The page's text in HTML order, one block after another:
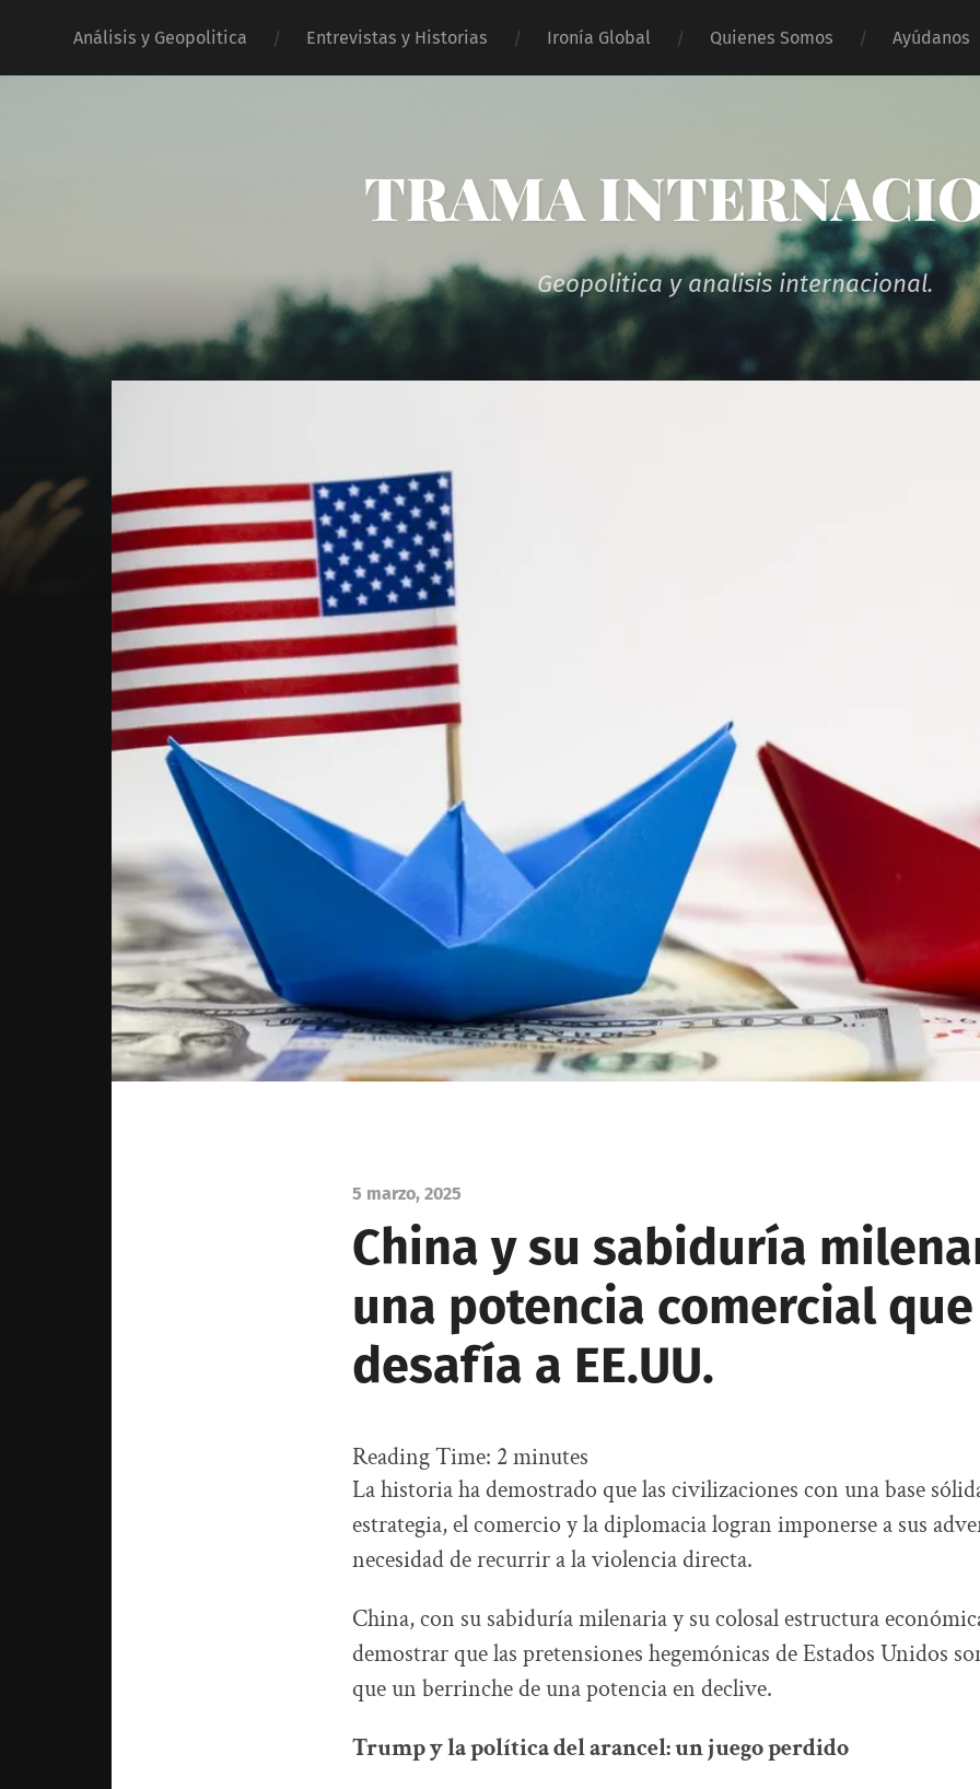
Análisis y Geopolitica Entrevistas y Historias Ironía Global Quienes Somos Ayúdanos
TRAMA
Geopolitica y analisis internacional.
5 marzo, 2025
China y su sabiduría
una potencia comercial que
desafía a EE.UU.
Reading Time: 2minutes
La historia ha demostrado que las civilizaciones con una base
estrategia, el comercio y la diplomacia logran imponerse a sus
necesidad de recurrir a la violencia directa.
China, con su sabiduría milenaria y su colosal estructura
demostrar que las pretensiones hegemónicas de Estados Unidos
que un berrinche de una potencia en declive.
Trump y la política del arancel: un juego perdido